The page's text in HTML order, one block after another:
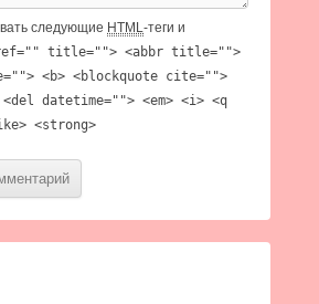
следующие HTML-теги и
title=""> <abbr title="">
<b> <blockquote cite="">
datetime=""> <em> <i> <q
<strong>